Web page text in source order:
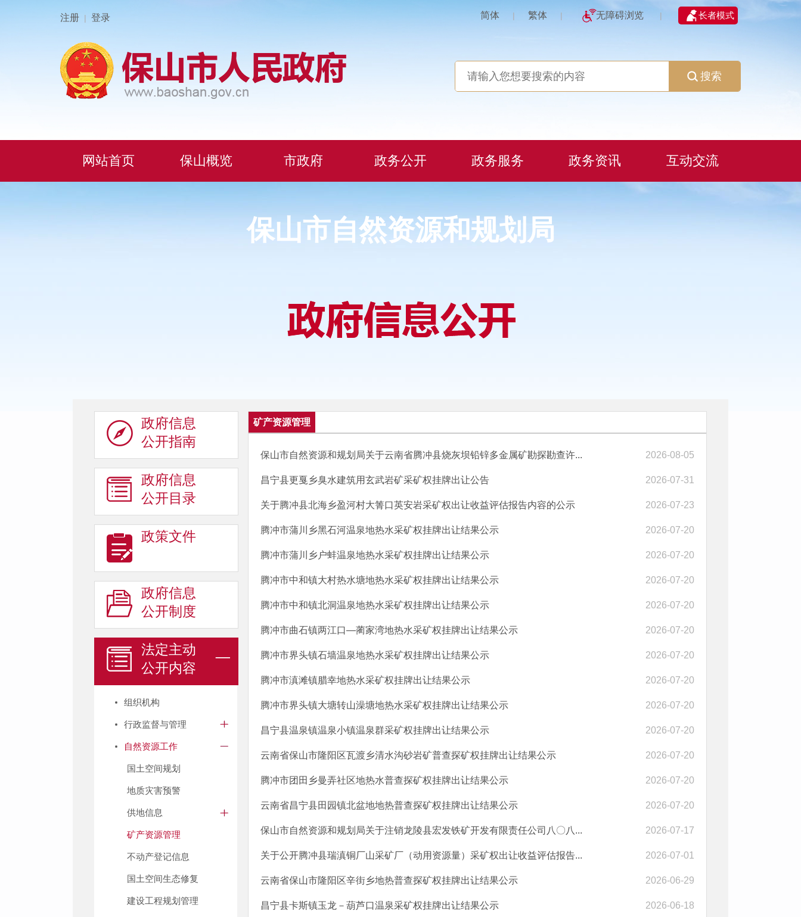
注册 | 登录 简体 | 繁体 | 无障碍浏览 | 长者模式
搜索
网站首页 保山概览 市政府 政务公开 政务服务 政务资讯 互动交流
保山市自然资源和规划局
政府信息
公开指南
政府信息
公开目录
政策文件
政府信息
公开制度
法定主动
公开内容
组织机构
行政监督与管理
自然资源工作
国土空间规划
地质灾害预警
供地信息
矿产资源管理
不动产登记信息
国土空间生态修复
建设工程规划管理
矿产资源管理
保山市自然资源和规划局关于云南省腾冲县烧灰坝铅锌多金属矿勘探勘查许... 2026-08-05
昌宁县更戛乡臭水建筑用玄武岩矿采矿权挂牌出让公告 2026-07-31
关于腾冲县北海乡盈河村大箐口英安岩采矿权出让收益评估报告内容的公示 2026-07-23
腾冲市蒲川乡黑石河温泉地热水采矿权挂牌出让结果公示 2026-07-20
腾冲市蒲川乡户蚌温泉地热水采矿权挂牌出让结果公示 2026-07-20
腾冲市中和镇大村热水塘地热水采矿权挂牌出让结果公示 2026-07-20
腾冲市中和镇北洞温泉地热水采矿权挂牌出让结果公示 2026-07-20
腾冲市曲石镇两江口—蔺家湾地热水采矿权挂牌出让结果公示 2026-07-20
腾冲市界头镇石墙温泉地热水采矿权挂牌出让结果公示 2026-07-20
腾冲市滇滩镇腊幸地热水采矿权挂牌出让结果公示 2026-07-20
腾冲市界头镇大塘转山澡塘地热水采矿权挂牌出让结果公示 2026-07-20
昌宁县温泉镇温泉小镇温泉群采矿权挂牌出让结果公示 2026-07-20
云南省保山市隆阳区瓦渡乡清水沟砂岩矿普查探矿权挂牌出让结果公示 2026-07-20
腾冲市团田乡曼弄社区地热水普查探矿权挂牌出让结果公示 2026-07-20
云南省昌宁县田园镇北盆地地热普查探矿权挂牌出让结果公示 2026-07-20
保山市自然资源和规划局关于注销龙陵县宏发铁矿开发有限责任公司八〇八... 2026-07-17
关于公开腾冲县瑞滇铜厂山采矿厂（动用资源量）采矿权出让收益评估报告... 2026-07-01
云南省保山市隆阳区辛街乡地热普查探矿权挂牌出让结果公示 2026-06-29
昌宁县卡斯镇玉龙－葫芦口温泉采矿权挂牌出让结果公示 2026-06-18